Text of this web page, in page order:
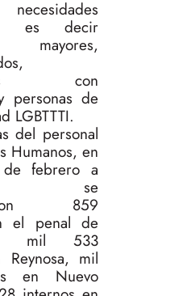
es decir
con
personas de
LGBTTTI.
del personal
Humanos, en
febrero a
se
859
el penal de
mil 533
Reynosa, mil
en Nuevo